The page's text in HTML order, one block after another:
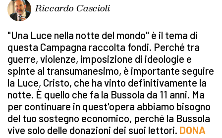
Riccardo Cascioli
"Una Luce nella notte del mondo" è il tema di
questa Campagna raccolta fondi. Perché tra
guerre, violenze, imposizione di ideologie e
spinte al transumanesimo, è importante seguire
la Luce, Cristo, che ha vinto definitivamente la
notte. È quello che fa la Bussola da 11 anni. Ma
per continuare in quest'opera abbiamo bisogno
del tuo sostegno economico, perché la Bussola
vive solo delle donazioni dei suoi lettori. DONA